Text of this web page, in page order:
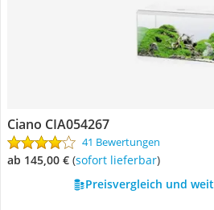
Ciano CIA054267
41 Bewertungen
ab 145,00 € ( Sofort lieferbar)
Preisvergleich und